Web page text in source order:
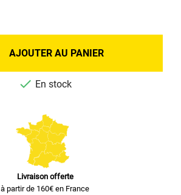
AJOUTER AU PANIER
 En stock
Livraison offerte
à partir de 160€ en France